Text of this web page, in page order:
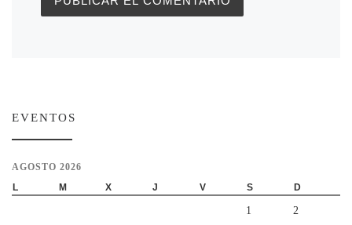
EVENTOS
AGOSTO 2026
L
M X J V S D
1 2